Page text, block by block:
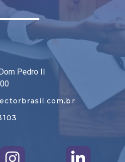
Pedro II